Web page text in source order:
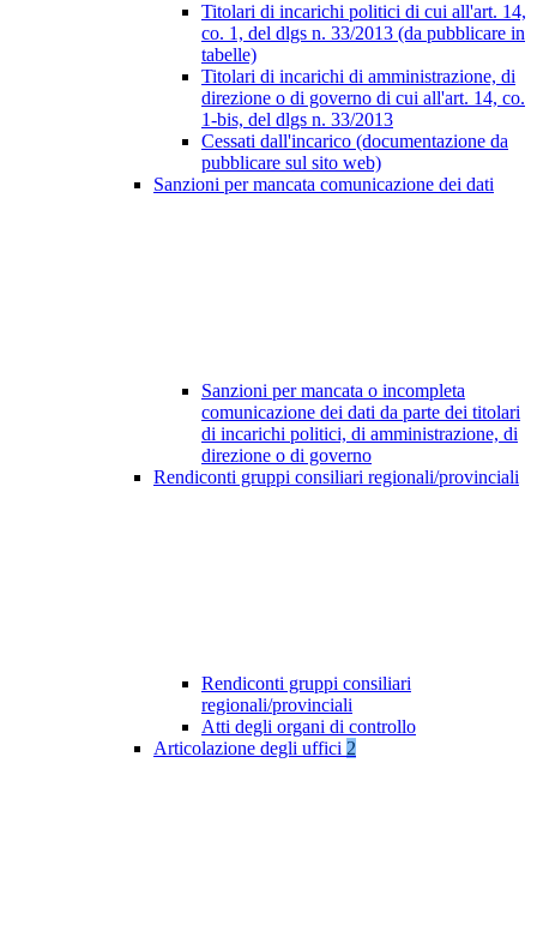
Titolari di incarichi politici di cui all'art. 14,
co. 1, del dlgs n. 33/2013 (da pubblicare in
tabelle)
Titolari di incarichi di amministrazione, di
direzione o di governo di cui all'art. 14, co.
1-bis, del dlgs n. 33/2013
Cessati dall'incarico (documentazione da
pubblicare sul sito web)
Sanzioni per mancata comunicazione dei dati
Sanzioni per mancata o incompleta
comunicazione dei dati da parte dei titolari
di incarichi politici, di amministrazione, di
direzione o di governo
Rendiconti gruppi consiliari regionali/provinciali
Rendiconti gruppi consiliari
regionali/provinciali
Atti degli organi di controllo
Articolazione degli uffici 2